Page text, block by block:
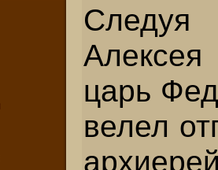
царь
велел